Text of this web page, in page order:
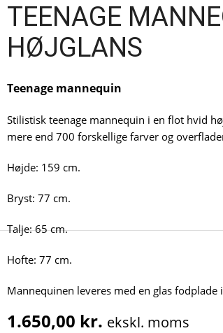
TEENAGE
HØJGLANS
Teenage mannequin
Stilistisk teenage mannequin i en flot hvid
mere end 700 forskellige farver og
Højde: 159 cm.
Bryst: 77 cm.
Talje: 65 cm.
Hofte: 77 cm.
Mannequinen leveres med en glas fodplade
1.650,00 kr. ekskl. moms